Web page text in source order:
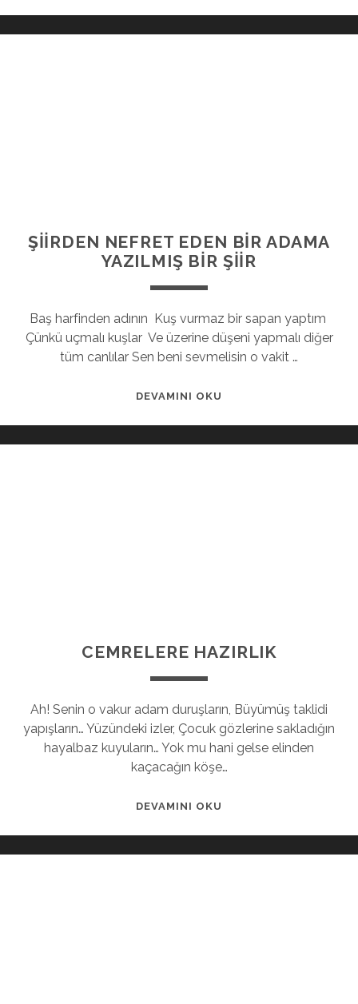
ŞİİRDEN NEFRET EDEN BİR ADAMA
YAZILMIŞ BİR ŞİİR
Baş harfinden adının Kuş vurmaz bir sapan yaptım
Çünkü uçmalı kuşlar Ve üzerine düşeni yapmalı diğer
tüm canlılar Sen beni sevmelisin o vakit …
DEVAMINI OKU
CEMRELERE HAZIRLIK
Ah! Senin o vakur adam duruşların, Büyümüş taklidi
yapışların… Yüzündeki izler, Çocuk gözlerine sakladığın
hayalbaz kuyuların… Yok mu hani gelse elinden
kaçacağın köşe…
DEVAMINI OKU